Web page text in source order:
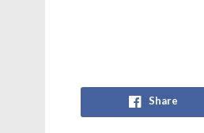
നാണയത്തിന്റെ
പോക്സോ
Share